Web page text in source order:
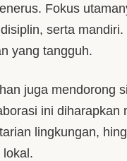
Fokus
serta
yang tangguh.
juga mendorong
ini
lingkungan,
lokal.